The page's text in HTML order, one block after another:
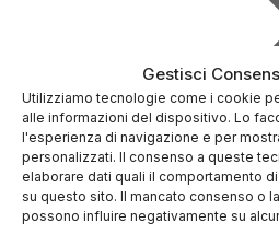
Gestisci
Utilizziamo tecnologie come i cookie
alle informazioni del dispositivo. Lo
l'esperienza di navigazione e per
personalizzati. Il consenso a queste
elaborare dati quali il comportamento
su questo sito. Il mancato consenso o
possono influire negativamente su